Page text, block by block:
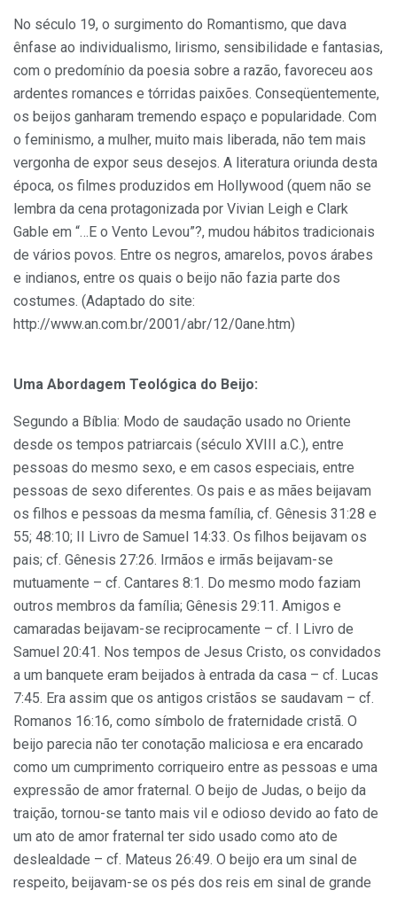
No século 19, o surgimento do Romantismo, que dava
ênfase ao individualismo, lirismo, sensibilidade e fantasias,
com o predomínio da poesia sobre a razão, favoreceu aos
ardentes romances e tórridas paixões. Conseqüentemente,
os beijos ganharam tremendo espaço e popularidade. Com
o feminismo, a mulher, muito mais liberada, não tem mais
vergonha de expor seus desejos. A literatura oriunda desta
época, os filmes produzidos em Hollywood (quem não se
lembra da cena protagonizada por Vivian Leigh e Clark
Gable em “…E o Vento Levou”?, mudou hábitos tradicionais
de vários povos. Entre os negros, amarelos, povos árabes
e indianos, entre os quais o beijo não fazia parte dos
costumes. (Adaptado do site:
http://www.an.com.br/2001/abr/12/0ane.htm)
Uma Abordagem Teológica do Beijo:
Segundo a Bíblia: Modo de saudação usado no Oriente
desde os tempos patriarcais (século XVIII a.C.), entre
pessoas do mesmo sexo, e em casos especiais, entre
pessoas de sexo diferentes. Os pais e as mães beijavam
os filhos e pessoas da mesma família, cf. Gênesis 31:28 e
55; 48:10; II Livro de Samuel 14:33. Os filhos beijavam os
pais; cf. Gênesis 27:26. Irmãos e irmãs beijavam-se
mutuamente – cf. Cantares 8:1. Do mesmo modo faziam
outros membros da família; Gênesis 29:11. Amigos e
camaradas beijavam-se reciprocamente – cf. I Livro de
Samuel 20:41. Nos tempos de Jesus Cristo, os convidados
a um banquete eram beijados à entrada da casa – cf. Lucas
7:45. Era assim que os antigos cristãos se saudavam – cf.
Romanos 16:16, como símbolo de fraternidade cristã. O
beijo parecia não ter conotação maliciosa e era encarado
como um cumprimento corriqueiro entre as pessoas e uma
expressão de amor fraternal. O beijo de Judas, o beijo da
traição, tornou-se tanto mais vil e odioso devido ao fato de
um ato de amor fraternal ter sido usado como ato de
deslealdade – cf. Mateus 26:49. O beijo era um sinal de
respeito, beijavam-se os pés dos reis em sinal de grande